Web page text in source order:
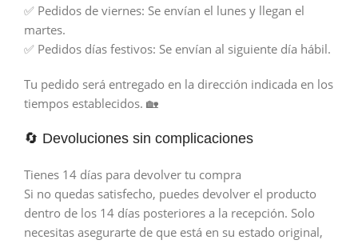
✅ Pedidos de viernes: Se envían el lunes y llegan el
martes.
✅ Pedidos días festivos: Se envían al siguiente día hábil.
Tu pedido será entregado en la dirección indicada en los
tiempos establecidos. 🏡
🔄 Devoluciones sin complicaciones
Tienes 14 días para devolver tu compra
Si no quedas satisfecho, puedes devolver el producto
dentro de los 14 días posteriores a la recepción. Solo
necesitas asegurarte de que está en su estado original,